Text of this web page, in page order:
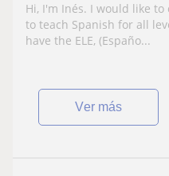
Hi, I'm Inés. I would like
to teach Spanish for all
have the ELE, (Españo...
ver más